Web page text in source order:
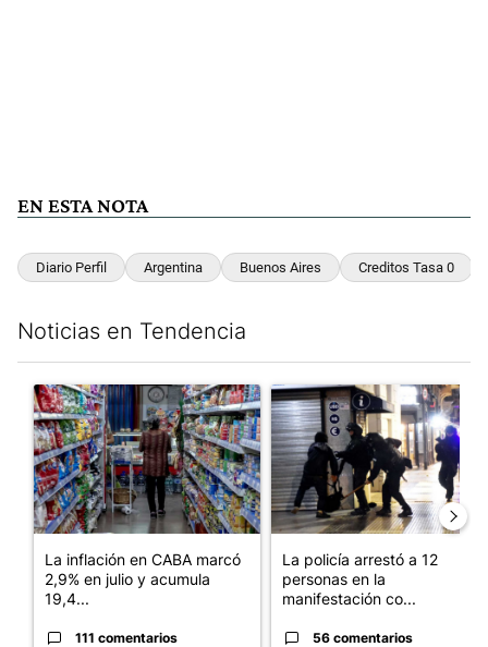
EN ESTA NOTA
Diario Perfil Argentina Buenos Aires Creditos Tasa 0
Noticias en Tendencia
Un artículo de tendencia con el título "La inflación en CABA
La inflación en CABA marcó
2,9% en julio y acumula
19,4...
111 comentarios
Un artículo de tendencia con
La policía arrestó a 12
personas en la
manifestación co...
56 comentarios